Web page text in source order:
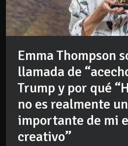
Emma Thompson
llamada de
Trump y por qué
no es realmente
importante de mi
creativo”